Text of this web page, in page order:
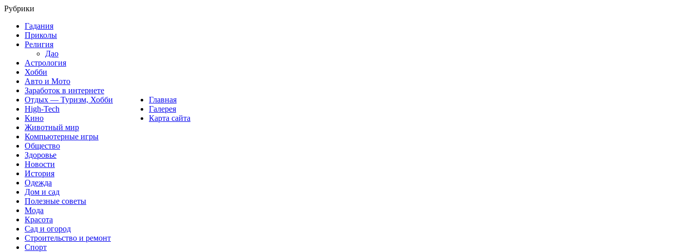
Главная
Галерея
Карта сайта
Рубрики
Гадания
Приколы
Религия
Дао
Астрология
Хобби
Авто и Мото
Заработок в интернете
Отдых — Туризм, Хобби
High-Tech
Кино
Животный мир
Компьютерные игры
Общество
Здоровье
Новости
История
Одежда
Дом и сад
Полезные советы
Мода
Красота
Сад и огород
Строительство и ремонт
Спорт